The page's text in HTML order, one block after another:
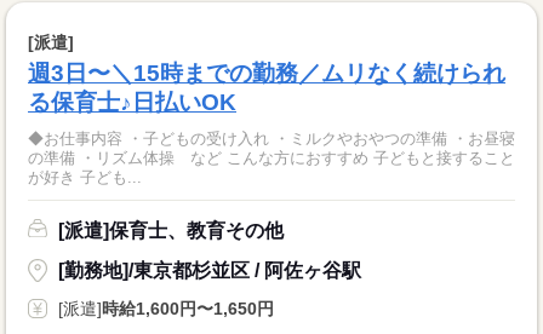
[派遣]
週3日〜＼15時までの勤務／ムリなく続けられ
る保育士♪日払いOK
◆お仕事内容 ・子どもの受け入れ ・ミルクやおやつの準備 ・お昼寝
の準備 ・リズム体操 など こんな方におすすめ 子どもと接すること
が好き 子ども...
[派遣]保育士、教育その他
[勤務地]/東京都杉並区 / 阿佐ヶ谷駅
[派遣]時給1,600円〜1,650円